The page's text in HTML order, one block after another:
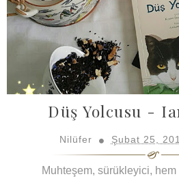
Düş Yolcusu -
Nilüfer Şubat 25,
Muhteşem, sürükleyici,